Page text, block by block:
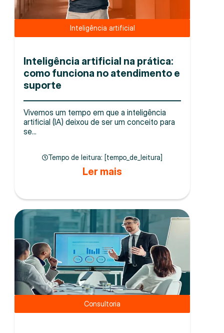
Inteligência artificial
Inteligência artificial na prática:
como funciona no atendimento e
suporte
Vivemos um tempo em que a inteligência
artificial (IA) deixou de ser um conceito para
se...
Tempo de leitura: [tempo_de_leitura]
Ler mais
Consultoria